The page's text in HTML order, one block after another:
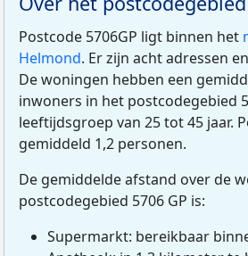
Postcode 5706GP ligt binnen het
Helmond. Er zijn acht adressen
De woningen hebben een
inwoners in het postcodegebied
leeftijdsgroep van 25 tot 45 jaar.
gemiddeld 1,2 personen.
De gemiddelde afstand over de
postcodegebied 5706 GP is:
Supermarkt: bereikbaar